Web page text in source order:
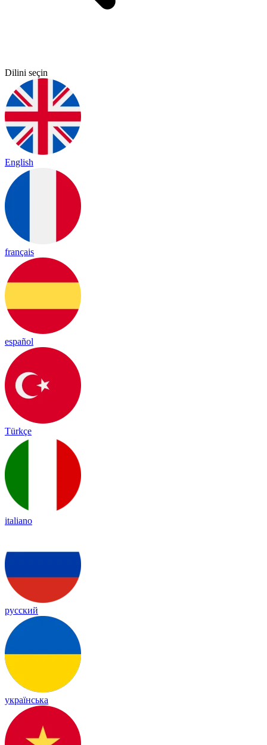
Dilini seçin
English
français
español
Türkçe
italiano
русский
українська